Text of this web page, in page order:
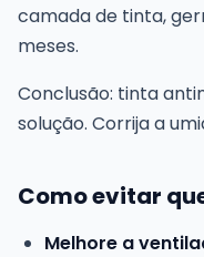
camada de tinta,
meses.
Conclusão: tinta
solução. Corrija a
Como evitar
Melhore a